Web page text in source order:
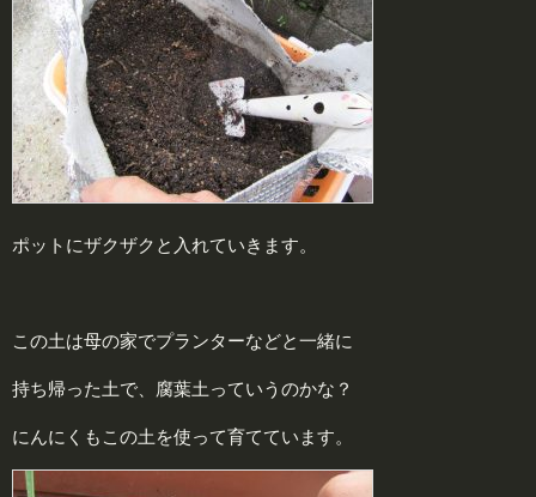
ポットにザクザクと入れていきます。
この土は母の家でプランターなどと一緒に
持ち帰った土で、腐葉土っていうのかな？
にんにくもこの土を使って育てています。